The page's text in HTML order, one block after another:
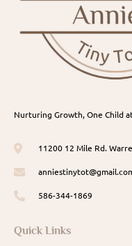
Nurturing Growth, One Child
11200 12 Mile Rd.
586-344-1869
Quick Links